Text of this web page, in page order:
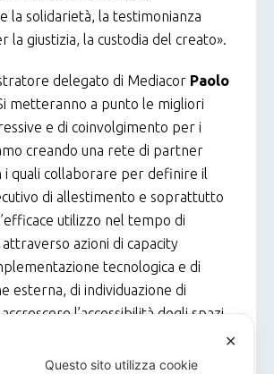
e la solidarietà, la testimonianza
la giustizia, la custodia del creato».
delegato di Mediacor Paolo
metteranno a punto le migliori
e di coinvolgimento per i
creando una rete di partner
i quali collaborare per definire il
di allestimento e soprattutto
utilizzo nel tempo di
azioni di capacity
tecnologica e di
esterna, di individuazione di
l’accessibilità degli spazi
✕
Questo sito utilizza cookie